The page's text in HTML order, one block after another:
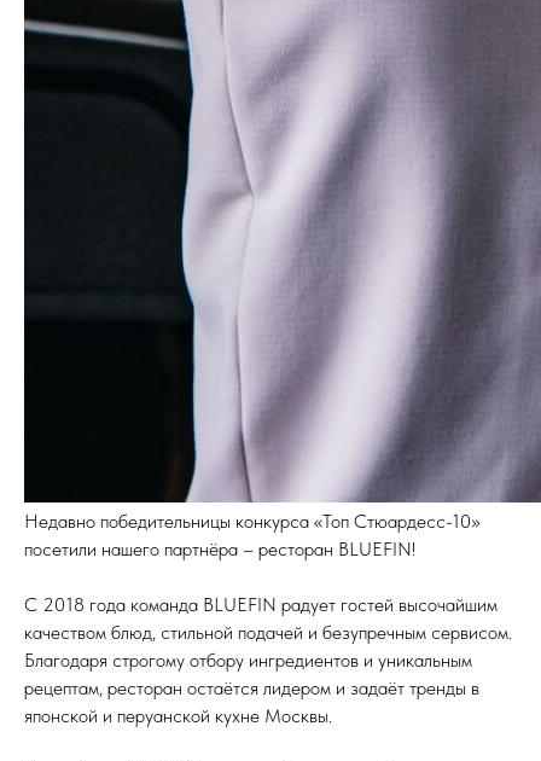
Недавно победительницы конкурса «Топ Стюардесс-10»
посетили нашего партнёра – ресторан BLUEFIN!
С 2018 года команда BLUEFIN радует гостей высочайшим
качеством блюд, стильной подачей и безупречным сервисом.
Благодаря строгому отбору ингредиентов и уникальным
рецептам, ресторан остаётся лидером и задаёт тренды в
японской и перуанской кухне Москвы.